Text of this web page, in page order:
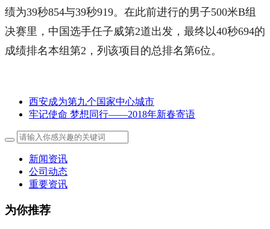
绩为39秒854与39秒919。在此前进行的男子500米B组
决赛里，中国选手任子威第2道出发，最终以40秒694的
成绩排名本组第2，列该项目的总排名第6位。
西安成为第九个国家中心城市
牢记使命 梦想同行——2018年新春寄语
新闻资讯
公司动态
重要资讯
为你推荐